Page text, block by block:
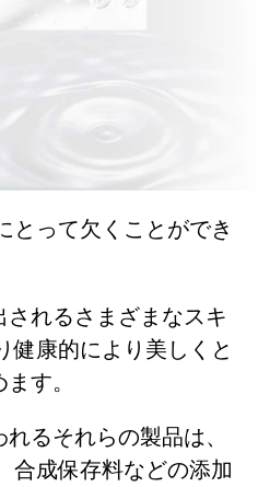
とって欠くことができ
れるさまざまなスキ
健康的により美しくと
す。
るそれらの製品は、
合成保存料などの添加